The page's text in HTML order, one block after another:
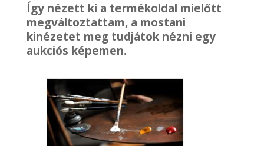
Így nézett ki a termékoldal mielőtt
megváltoztattam, a mostani
kinézetet meg tudjátok nézni egy
aukciós képemen.